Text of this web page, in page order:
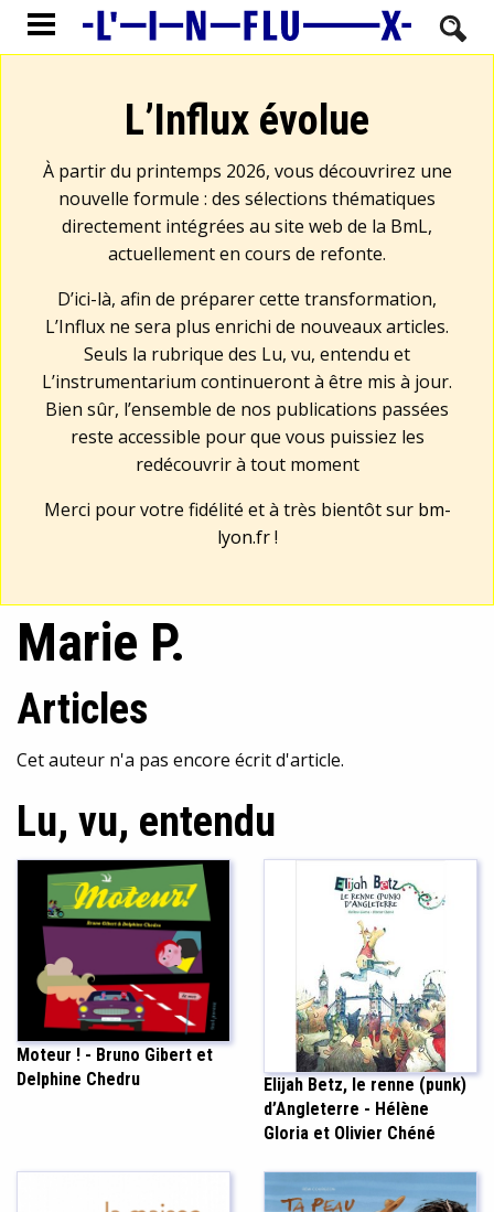
L’Influx évolue
À partir du printemps 2026, vous découvrirez une
nouvelle formule : des sélections thématiques
directement intégrées au site web de la BmL,
actuellement en cours de refonte.
D’ici-là, afin de préparer cette transformation,
L’Influx ne sera plus enrichi de nouveaux articles.
Seuls la rubrique des Lu, vu, entendu et
L’instrumentarium continueront à être mis à jour.
Bien sûr, l’ensemble de nos publications passées
reste accessible pour que vous puissiez les
redécouvrir à tout moment
Merci pour votre fidélité et à très bientôt sur bm-
lyon.fr!
Marie P.
Articles
Cet auteur n'a pas encore écrit d'article.
Lu, vu, entendu
Moteur ! - Bruno Gibert et
Delphine Chedru
Elijah Betz, le renne (punk)
d’Angleterre - Hélène
Gloria et Olivier Chéné